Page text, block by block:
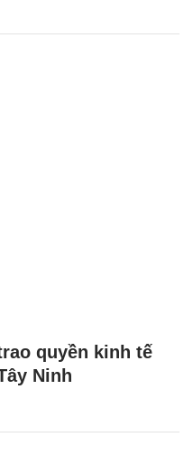
quyền kinh tế
Ninh